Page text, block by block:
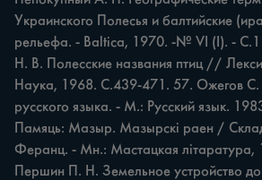
Украинского Полесья и балтийские
рельефа. - Baltica, 1970. -№ VI (I). -
Н. В. Полесские названия птиц //
Наука, 1968. С.439-471. 57. Ожегов
русского языка. - М.: Русский язык.
Памяць: Мазыр. Мазырскі раен /
Феранц. - Мн.: Мастацкая літаратура,
Першин П. Н. Земельное устройство